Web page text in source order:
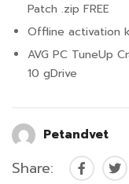
Patch .zip FREE
Offline activation
AVG PC TuneUp
10 gDrive
Petandvet
Share: